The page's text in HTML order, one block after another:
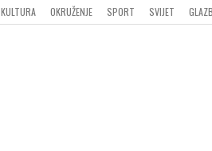
KULTURA OKRUŽENJE SPORT SVIJET